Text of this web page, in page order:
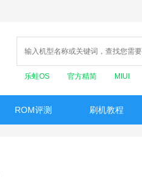
乐蛙OS 官方精简 MIUI
ROM评测 刷机教程